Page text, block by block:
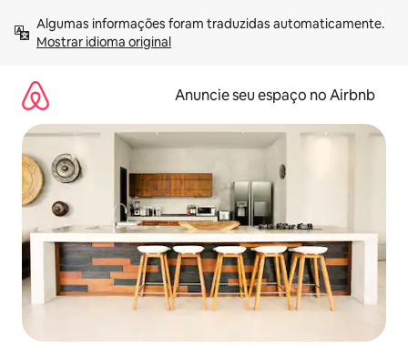
para
Mostrar idioma original
Anuncie seu espaço no Airbnb